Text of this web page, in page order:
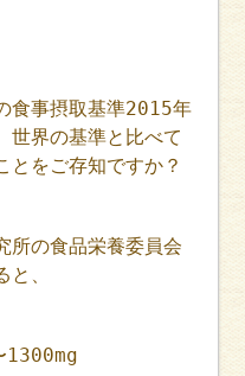
食事摂取基準2015年
世界の基準と比べて
とをご存知ですか？
所の食品栄養委員会
、